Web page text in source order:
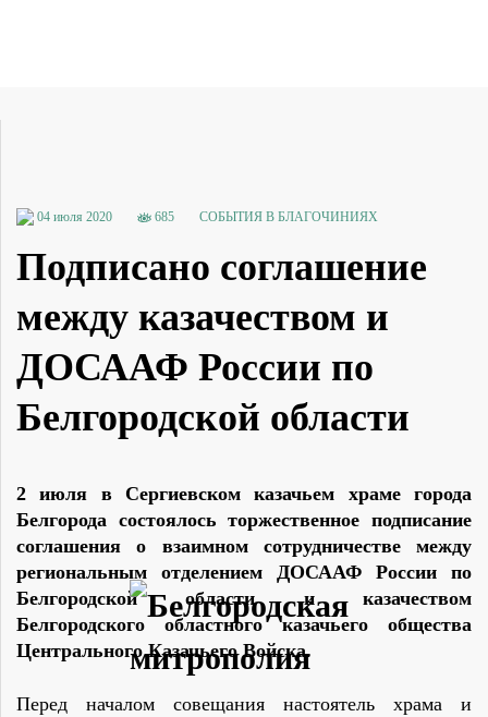
04 июля 2020 685 СОБЫТИЯ В БЛАГОЧИНИЯХ
Подписано соглашение
между казачеством и
ДОСААФ России по
Белгородской области
2 июля в Сергиевском казачьем храме города
Белгорода состоялось торжественное подписание
соглашения о взаимном сотрудничестве между
региональным отделением ДОСААФ России по
Белгородской области и казачеством
Белгородского областного казачьего общества
Центрального Казачьего Войска.
Перед началом совещания настоятель храма и